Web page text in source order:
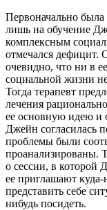
Первоначально была
лишь на обучение
комплексным
отмечался дефицит.
очевидно, что ни в
социальной жизни
Тогда терапевт
лечения
ее основную идею и
Джейн согласилась
проблемы были
проанализированы.
о сессии, в которой
ее приглашают
представить себе
нибудь посидеть.